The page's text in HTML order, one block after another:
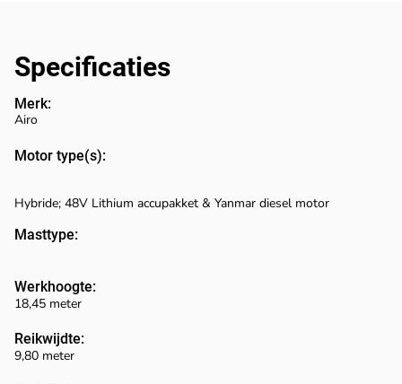
Specificaties
Merk:
Motor type(s):
Werkhoogte:
Reikwijdte:
Airo
Hybride; 48V Lithium accupakket & Yanmar diesel motor
18,45 meter
9,80 meter
Masttype: